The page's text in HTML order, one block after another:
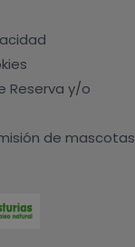
Reserva y/o
de mascotas